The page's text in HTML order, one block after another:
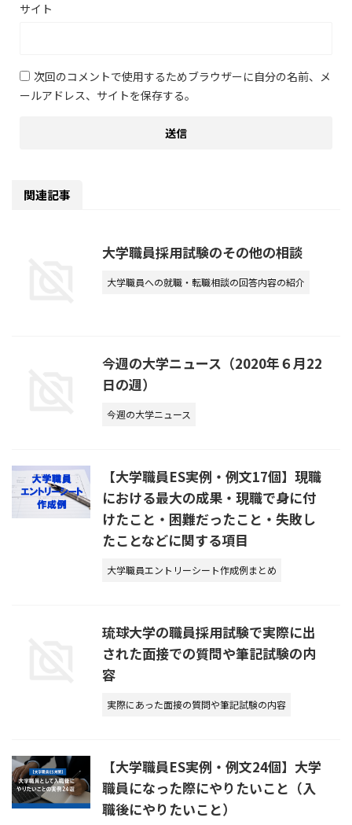
サイト
次回のコメントで使用するためブラウザーに自分の名前、メ
ールアドレス、サイトを保存する。
関連記事
大学職員採用試験のその他の相談
大学職員への就職・転職相談の回答内容の紹介
今週の大学ニュース（2020年６月22
日の週）
今週の大学ニュース
【大学職員ES実例・例文17個】現職
における最大の成果・現職で身に付
けたこと・困難だったこと・失敗し
たことなどに関する項目
大学職員エントリーシート作成例まとめ
琉球大学の職員採用試験で実際に出
された面接での質問や筆記試験の内
容
実際にあった面接の質問や筆記試験の内容
【大学職員ES実例・例文24個】大学
職員になった際にやりたいこと（入
職後にやりたいこと）